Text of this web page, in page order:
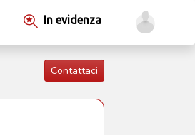
In evidenza
Contattaci